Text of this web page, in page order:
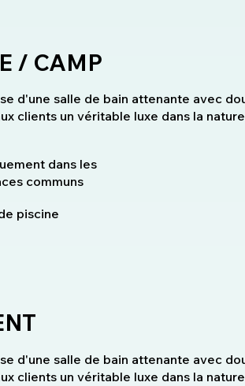
/ CAMP
d'une salle de bain attenante avec
clients un véritable luxe dans la
dans les
communs
piscine
d'une salle de bain attenante avec
clients un véritable luxe dans la